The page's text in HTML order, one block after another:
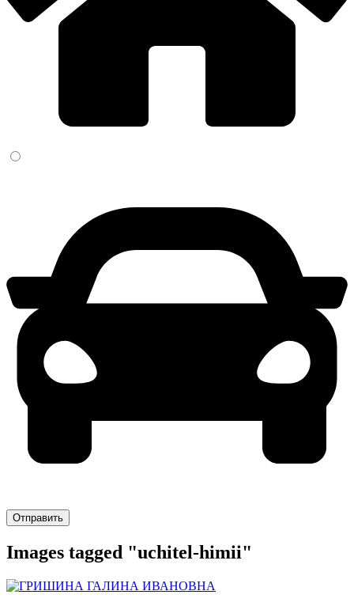
Отправить
Images tagged "uchitel-himii"